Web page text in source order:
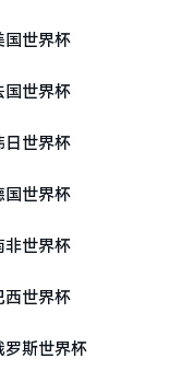
世界杯
世界杯
世界杯
世界杯
世界杯
世界杯
斯世界杯